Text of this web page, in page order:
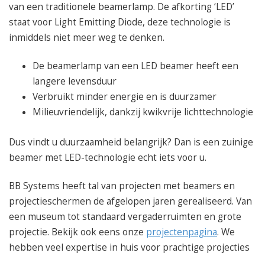
van een traditionele beamerlamp. De afkorting ‘LED’
staat voor Light Emitting Diode, deze technologie is
inmiddels niet meer weg te denken.
De beamerlamp van een LED beamer heeft een
langere levensduur
Verbruikt minder energie en is duurzamer
Milieuvriendelijk, dankzij kwikvrije lichttechnologie
Dus vindt u duurzaamheid belangrijk? Dan is een zuinige
beamer met LED-technologie echt iets voor u.
BB Systems heeft tal van projecten met beamers en
projectieschermen de afgelopen jaren gerealiseerd. Van
een museum tot standaard vergaderruimten en grote
projectie. Bekijk ook eens onze projectenpagina. We
hebben veel expertise in huis voor prachtige projecties